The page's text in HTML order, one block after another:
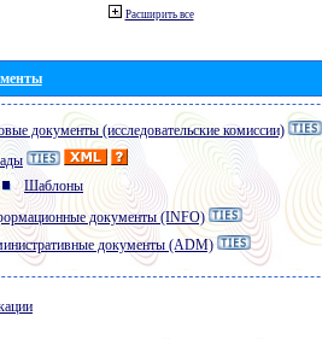
Расширить все
документы (исследовательские комиссии)
Шаблоны
документы (INFO)
документы (ADM)